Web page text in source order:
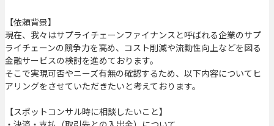
【依頼背景】
現在、我々はサプライチェーンファイナンスと呼ばれる企業のサプ
ライチェーンの競争力を高め、コスト削減や流動性向上などを図る
金融サービスの検討を進めております。
そこで実現可否やニーズ有無の確認するため、以下内容についてヒ
アリングをさせていただきたいと考えております。
【スポットコンサル時に相談したいこと】